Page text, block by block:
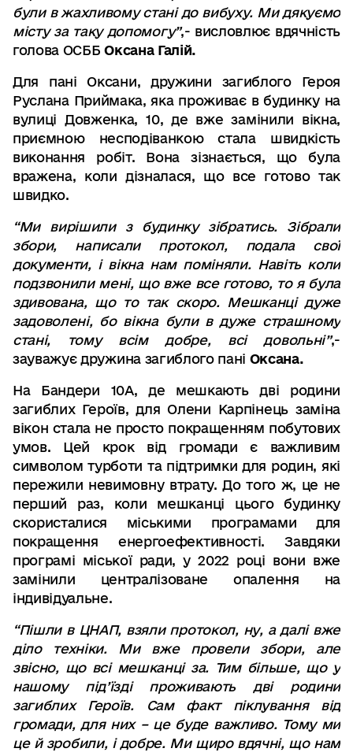
були в жахливому стані до вибуху. Ми дякуємо
місту за таку допомогу”,- висловлює вдячність
голова ОСББОксана Галій.
Для пані Оксани, дружини загиблого Героя
Руслана Приймака, яка проживає в будинку на
вулиці Довженка, 10, де вже замінили вікна,
приємною несподіванкою стала швидкість
виконання робіт. Вона зізнається, що була
вражена, коли дізналася, що все готово так
швидко.
“Ми вирішили з будинку зібратись. Зібрали
збори, написали протокол,подала свої
документи,і вікна нам поміняли. Навіть коли
подзвонили мені,що вже все готово,то я була
здивована,що то так скоро. Мешканці дуже
задоволені,бо вікна були в дуже страшному
стані, тому всім добре, всі довольні”,-
зауважує дружина загиблого пані Оксана.
На Бандери 10А, де мешкають дві родини
загиблих Героїв, для Олени Карпінець заміна
вікон стала не просто покращенням побутових
умов. Цей крок від громади є важливим
символом турботи та підтримки для родин, які
пережили невимовну втрату. До того ж, це не
перший раз, коли мешканці цього будинку
скористалися міськими програмами для
покращення енергоефективності. Завдяки
програмі міської ради, у 2022 році вони вже
замінили централізоване опалення на
індивідуальне.
“Пішли в ЦНАП, взяли протокол,ну,а далі вже
діло техніки.Ми вже провели збори,але
звісно,що всі мешканці за. Тим більше,що у
нашому під’їзді проживають дві родини
загиблих Героїв.
Сам факт піклування від
громади,для них – це буде важливо. Тому ми
це й зробили, і добре.Ми щиро вдячні,що нам